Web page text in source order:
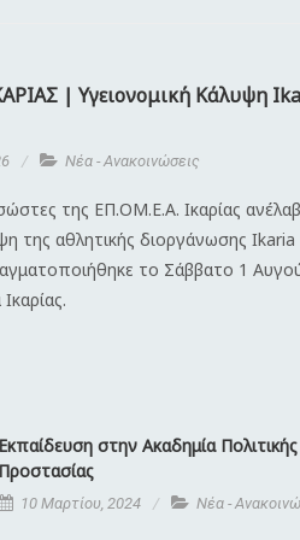
| Υγειονομική Κάλυψη
Νέα - Ανακοινώσεις
της ΕΠ.ΟΜ.Ε.Α. Ικαρίας
της αθλητικής διοργάνωσης Ikaria
το Σάββατο 1
Εκπαίδευση στην Ακαδημία Πολιτικής
Προστασίας
10 Μαρτίου, 2024 Νέα -